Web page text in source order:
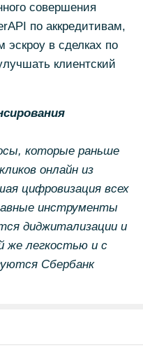
совершения
по аккредитивам,
эскроу в сделках по
клиентский
которые раньше
онлайн из
цифровизация всех
инструменты
диджитализации и
же легкостью и с
Сбербанк